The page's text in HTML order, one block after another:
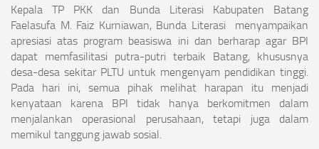
Kepala TP PKK dan Bunda Literasi Kabupaten Batang
Faelasufa M. Faiz Kurniawan, Bunda Literasi menyampaikan
apresiasi atas program beasiswa ini dan berharap agar BPI
dapat memfasilitasi putra-putri terbaik Batang, khususnya
desa-desa sekitar PLTU untuk mengenyam pendidikan tinggi.
Pada hari ini, semua pihak melihat harapan itu menjadi
kenyataan karena BPI tidak hanya berkomitmen dalam
menjalankan operasional perusahaan, tetapi juga dalam
memikul tanggung jawab sosial.